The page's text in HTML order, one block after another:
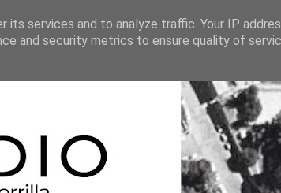
services and to analyze traffic. Your IP
and security metrics to ensure quality of